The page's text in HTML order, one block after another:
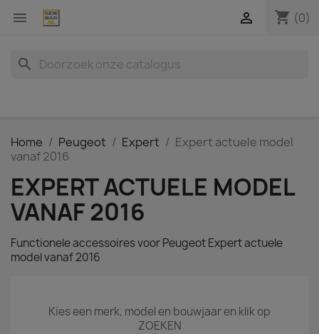
 shopping_cart (0)

search
Home Peugeot Expert
Expert actuele model
vanaf 2016
EXPERT ACTUELE MODEL
VANAF 2016
Functionele accessoires voor Peugeot Expert actuele
model vanaf 2016
Kies een merk, model en bouwjaar en klik op
ZOEKEN